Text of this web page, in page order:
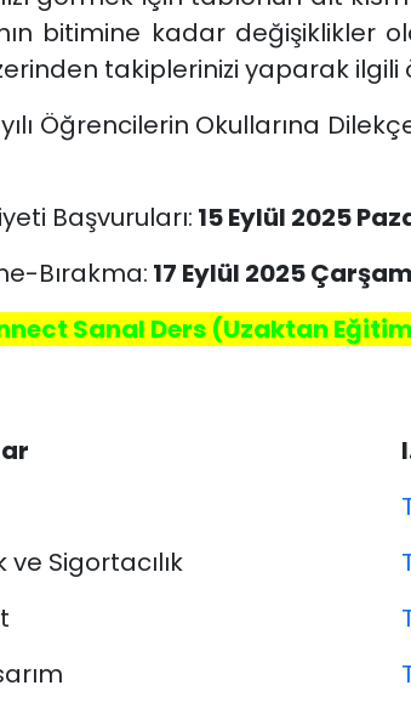
bitimine kadar değişiklikler
takiplerinizi yaparak
Öğrencilerin Okullarına
Başvuruları: 15 Eylül 2025
Bırakma: 17 Eylül 2025
Sanal Ders (Uzaktan
ve Sigortacılık